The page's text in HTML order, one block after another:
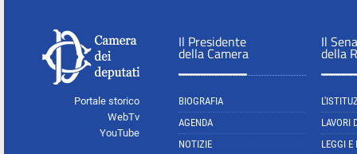
Portale storico
WebTv
YouTube
Il Presidente
della Camera
BIOGRAFIA
AGENDA
NOTIZIE
Il
della
LAVORI
LEGGI E